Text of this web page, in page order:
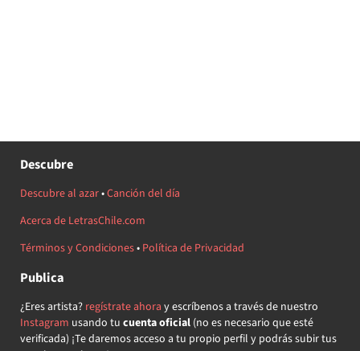
Descubre
Descubre al azar•Canción del día
Acerca de LetrasChile.com
Términos y Condiciones• Política de Privacidad
Publica
¿Eres artista? regístrate ahora y escríbenos a través de nuestro
Instagram usando tu cuenta oficial(no es necesario que esté
verificada) ¡Te daremos acceso a tu propio perfil y podrás subir tus